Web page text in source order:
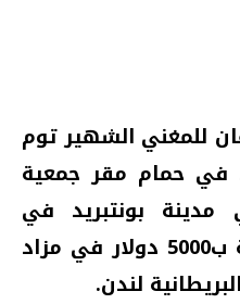
للمغني الشهير توم
في حمام مقر جمعية
مدينة بونتبريد في
مقاطعة وايلز البريطانية ب5000 دولار في مزاد
لندن.